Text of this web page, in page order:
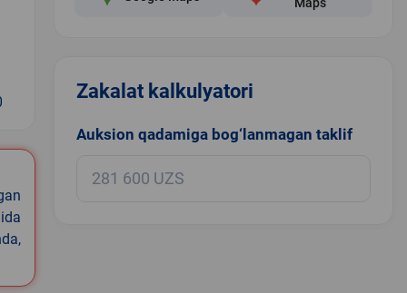
Zakalat kalkulyatori
Auksion qadamiga bog‘lanmagan taklif